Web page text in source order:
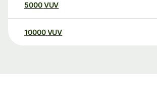
5000VUV
10000 VUV